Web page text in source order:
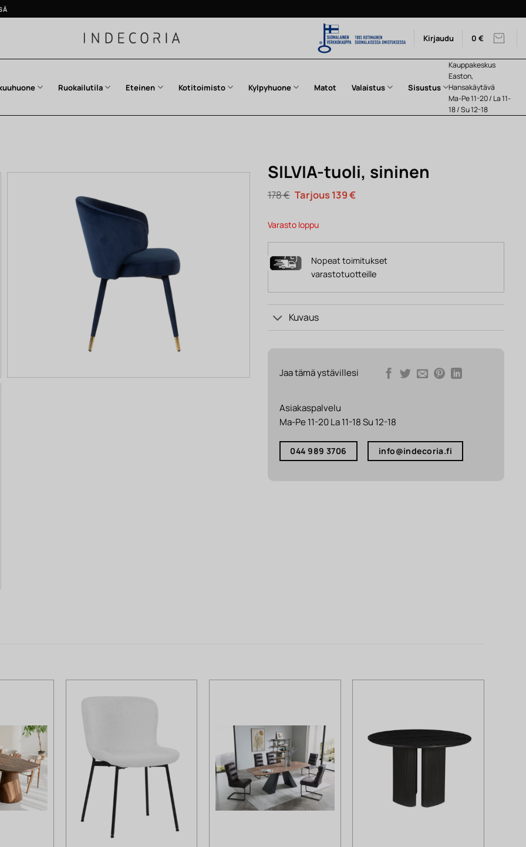
Kirjaudu 0 €
Ruokailutila Eteinen Kotitoimisto Kylpyhuone Matot Valaistus Sisustus
Kauppakeskus
Easton,
Hansakäytävä
Ma-Pe 11-20 / La 11-
18 / Su 12-18
SILVIA-tuoli, sininen
178€ Alkuperäinen
hinta
178 €.
139€Nykyinen
Varasto loppu
Nopeat toimitukset
varastotuotteille
Kuvaus
Jaa tämä ystävillesi
Asiakaspalvelu
Ma-Pe 11-20 La 11-18 Su 12-18
044 989 3706 info@indecoria.fi